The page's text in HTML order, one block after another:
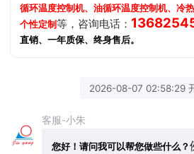
循环温度控制机、油循环温度控制机、冷
个性定制等，咨询电话：
直销、一年质保、终身售后。
2026-08-07 02:58:29
客服-小朱
您好！请问我可以帮您做些什么？